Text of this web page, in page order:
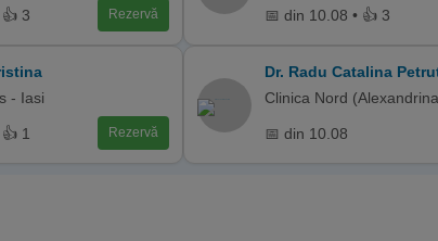
3 Rezervă 📅 din 10.08 • 👍 3
- Iasi
1 Rezervă
Dr. Radu Catalina
Clinica Nord
📅 din 10.08